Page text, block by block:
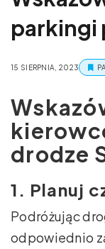
parkingi
15 SIERPNIA, 2023
drodze
1. Planuj
Podróżując
odpowiednio